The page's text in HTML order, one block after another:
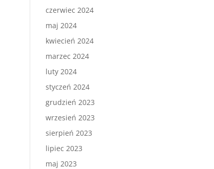
czerwiec 2024
maj 2024
kwiecień 2024
marzec 2024
luty 2024
styczeń 2024
grudzień 2023
wrzesień 2023
sierpień 2023
lipiec 2023
maj 2023